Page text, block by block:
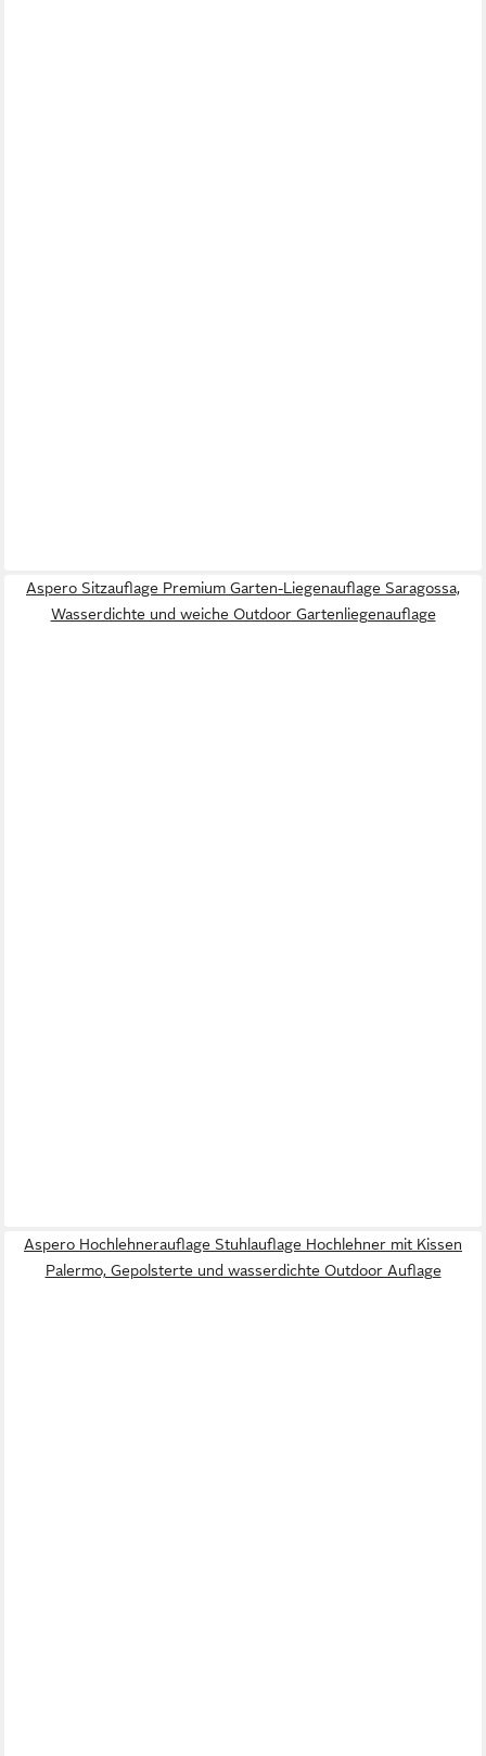
Aspero Sitzauflage Premium Garten-Liegenauflage Saragossa,
Wasserdichte und weiche Outdoor Gartenliegenauflage
Aspero Hochlehnerauflage Stuhlauflage Hochlehner mit Kissen
Palermo, Gepolsterte und wasserdichte Outdoor Auflage